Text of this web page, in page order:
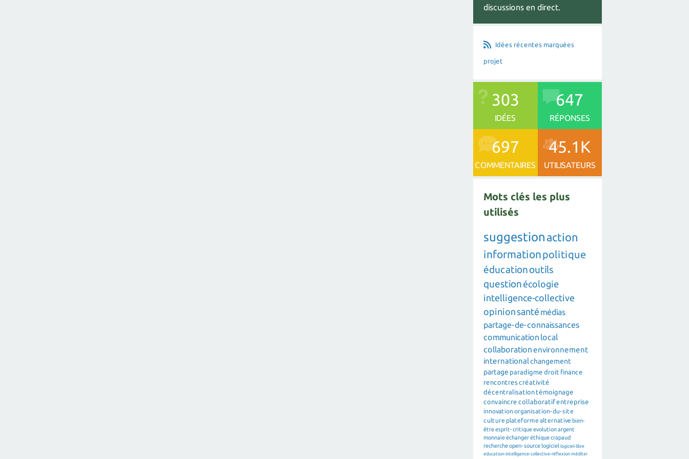
discussions en direct.
Idées récentes marquées
projet
303
IDÉES
647
RÉPONSES
697
COMMENTAIRES
45.1K
UTILISATEURS
Mots clés les plus
utilisés
suggestion action
informationpolitique
éducationoutils
question écologie
intelligence-collective
opinion santé médias
partage-de-connaissances
communication local
collaborationenvironnement
internationalchangement
partage paradigme droit finance
rencontrescréativité
décentralisation témoignage
convaincre collaboratifentreprise
innovation organisation-du-site
culture plateforme alternative bien-
êtreesprit-critiqueevolutionargent
monnaieéchangeréthiquecrapaud
rechercheopen-source logiciel logiciel-libre
education-intelligence-collective-réflexion méditer